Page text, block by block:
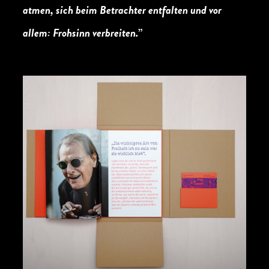
atmen, sich beim Betrachter entfalten und vor
allem: Frohsinn verbreiten.”